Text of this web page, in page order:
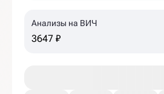
Анализы на ВИЧ
3647 ₽